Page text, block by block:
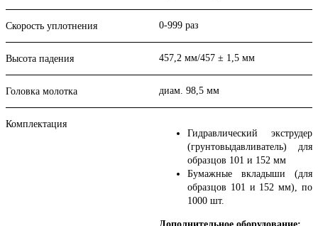
Скорость уплотнения 0-999 раз
Высота падения 457,2 мм/457 ± 1,5 мм
Головка молотка диам. 98,5 мм
Комплектация
Гидравлический экструдер
(грунтовыдавливатель) для
образцов 101 и 152 мм
Бумажные вкладыши (для
образцов 101 и 152 мм), по
1000 шт.